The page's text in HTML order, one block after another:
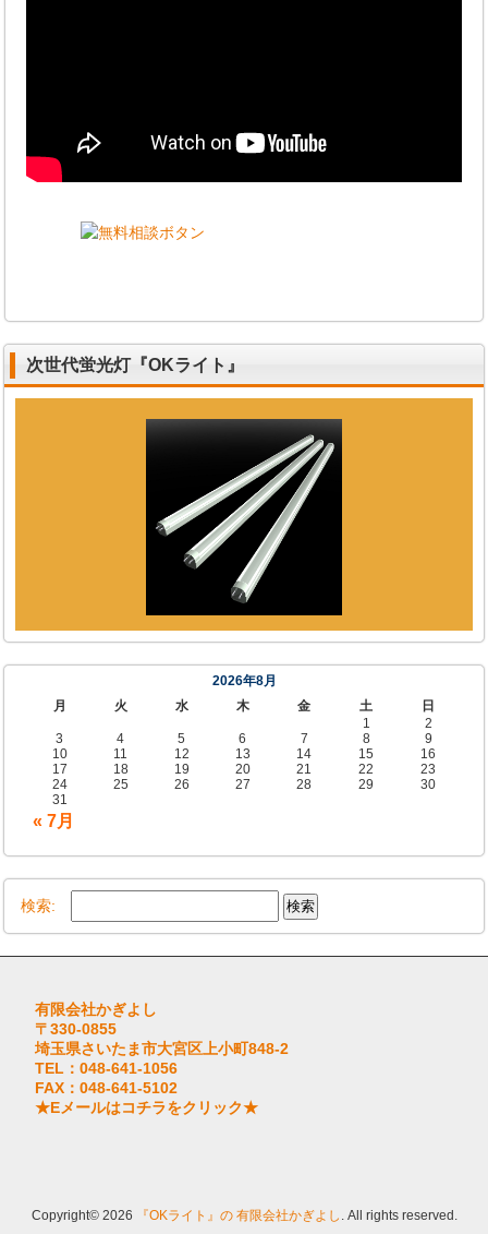
次世代蛍光灯『OKライト』
2026年8月
月
火 水 木 金 土 日
« 7月
1
2
3
4 5 6 7 8
9
10
11 12 13 14 15
16
17
18 19 20 21 22
23
24
25 26 27 28 29
30
31
検索:
有限会社かぎよし
〒330-0855
埼玉県さいたま市大宮区上小町848-2
TEL：048-641-1056
FAX：048-641-5102
★Eメールはコチラをクリック★
Copyright© 2026 『OKライト』の 有限会社かぎよし . All rights reserved.